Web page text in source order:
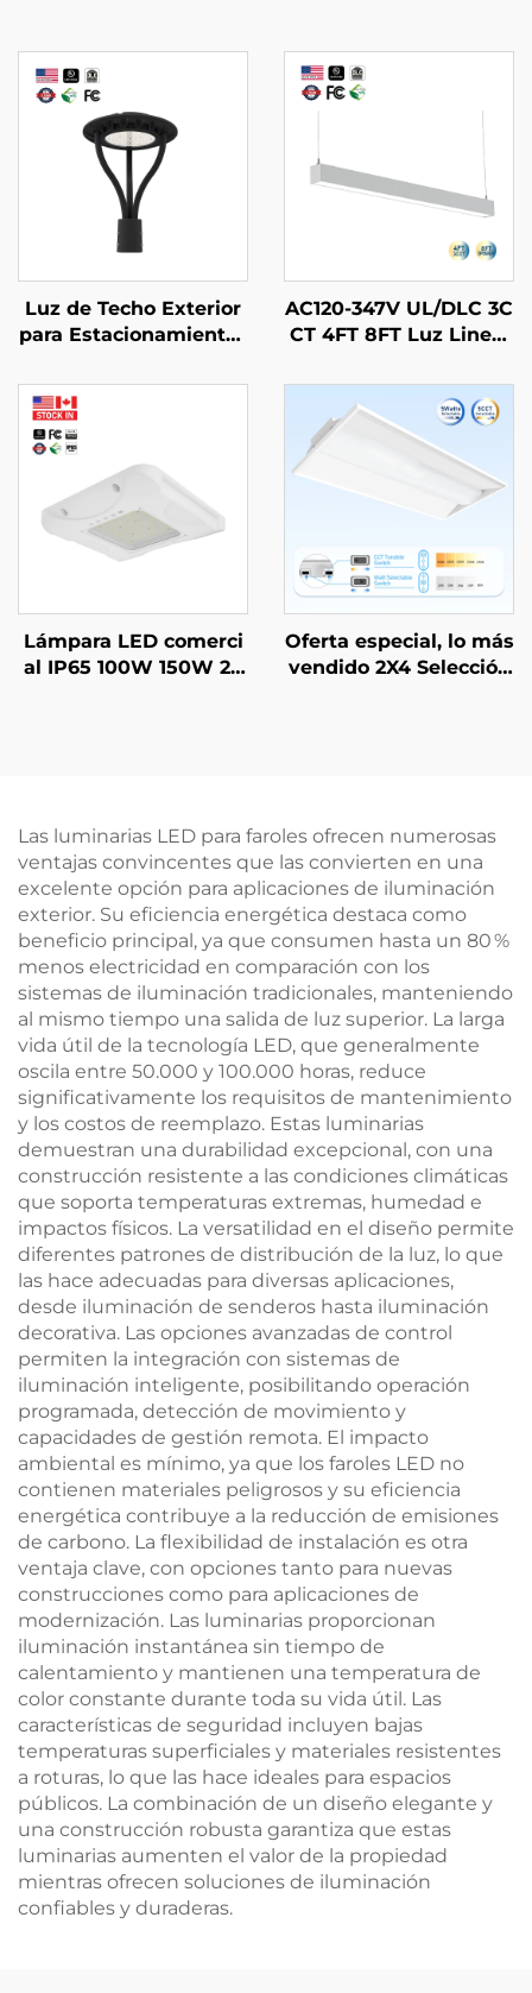
Luz de Techo Exterior
para Estacionamientos
IP65 Poste de Alumini
o y Acero 30W 40W 60
W 90W Luz de Jardín
LED
AC120-347V UL/DLC 3C
CT 4FT 8FT Luz Lineal
ubo LED Lámpara Colg
ante Batten Lineal LE
D para Escuelas Super
Lámpara LED comerci
al IP65 100W 150W 20
Oferta especial, lo más
vendido 2X4 Selección
Las luminarias LED para faroles ofrecen numerosas
ventajas convincentes que las convierten en una
excelente opción para aplicaciones de iluminación
exterior. Su eficiencia energética destaca como
beneficio principal, ya que consumen hasta un 80 %
menos electricidad en comparación con los
sistemas de iluminación tradicionales, manteniendo
al mismo tiempo una salida de luz superior. La larga
vida útil de la tecnología LED, que generalmente
oscila entre 50.000 y 100.000 horas, reduce
significativamente los requisitos de mantenimiento
y los costos de reemplazo. Estas luminarias
demuestran una durabilidad excepcional, con una
construcción resistente a las condiciones climáticas
que soporta temperaturas extremas, humedad e
impactos físicos. La versatilidad en el diseño permite
diferentes patrones de distribución de la luz, lo que
las hace adecuadas para diversas aplicaciones,
desde iluminación de senderos hasta iluminación
decorativa. Las opciones avanzadas de control
permiten la integración con sistemas de
iluminación inteligente, posibilitando operación
programada, detección de movimiento y
capacidades de gestión remota. El impacto
ambiental es mínimo, ya que los faroles LED no
contienen materiales peligrosos y su eficiencia
energética contribuye a la reducción de emisiones
de carbono. La flexibilidad de instalación es otra
ventaja clave, con opciones tanto para nuevas
construcciones como para aplicaciones de
modernización. Las luminarias proporcionan
iluminación instantánea sin tiempo de
calentamiento y mantienen una temperatura de
color constante durante toda su vida útil. Las
características de seguridad incluyen bajas
temperaturas superficiales y materiales resistentes
a roturas, lo que las hace ideales para espacios
públicos. La combinación de un diseño elegante y
una construcción robusta garantiza que estas
luminarias aumenten el valor de la propiedad
mientras ofrecen soluciones de iluminación
confiables y duraderas.